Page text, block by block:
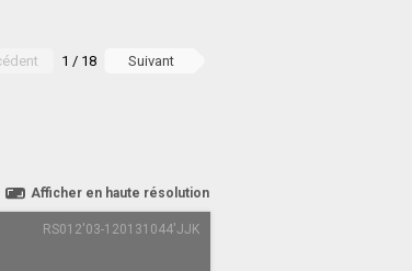
1 / 18 Suivant
Afficher en haute résolution
RS012'03-120131044'JJK